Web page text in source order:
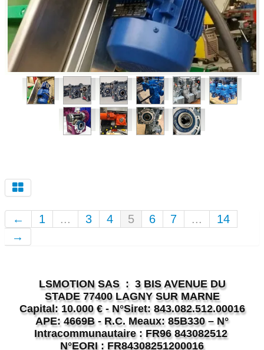
← 1 ... 3 4 5 6 7 ...
14
→
LSMOTION SAS : 3 BIS AVENUE DU
STADE 77400 LAGNY SUR MARNE
Capital: 10.000 € - N°Siret: 843.082.512.00016
APE: 4669B - R.C. Meaux: 85B330 – N°
Intracommunautaire : FR96 843082512
N°EORI : FR84308251200016